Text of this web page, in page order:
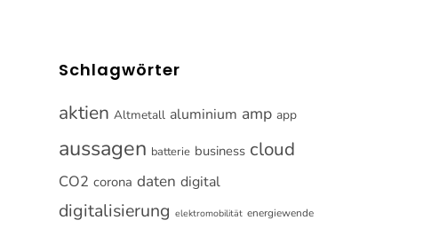
Schlagwörter
aktien Altmetall aluminium amp app
aussagen batterie business cloud
CO2 corona daten digital
digitalisierung elektromobilität energiewende